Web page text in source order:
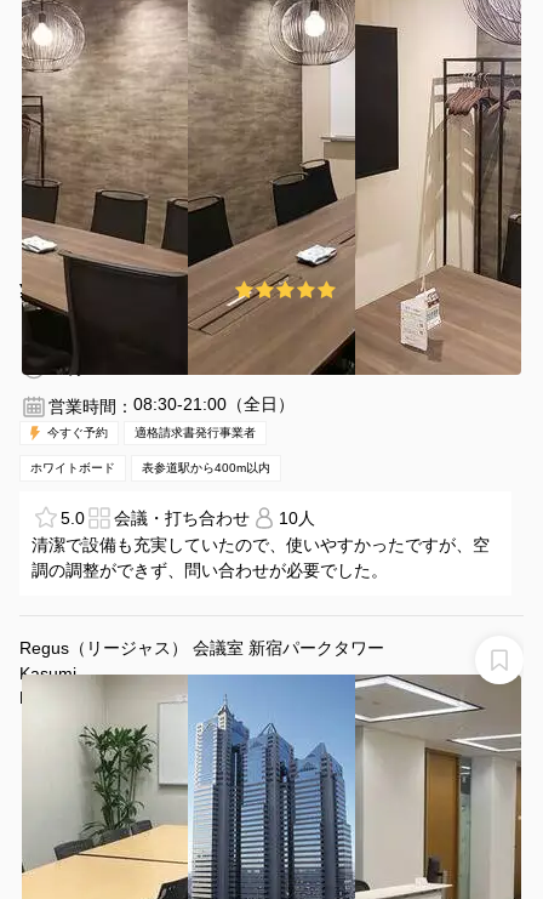
¥6340 〜 ¥6679 /時間
(1件)
東京都渋谷区神宮前4-11-6
1〜10名
30分〜
営業時間： 08:30-21:00（全日）
今すぐ予約 適格請求書発行事業者
ホワイトボード 表参道駅から400m以内
5.0 会議・打ち合わせ
10人
清潔で設備も充実していたので、使いやすかったですが、空
調の調整ができず、問い合わせが必要でした。
Regus（リージャス） 会議室 新宿パークタワー
Kasumi
Regus 会議室 新宿パークタワー